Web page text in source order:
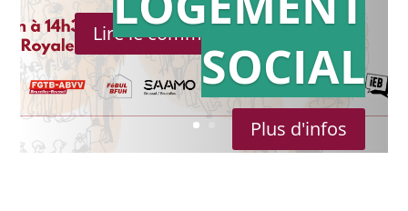
Lire le communiqué de presse
SOCIAL
Plus d'infos